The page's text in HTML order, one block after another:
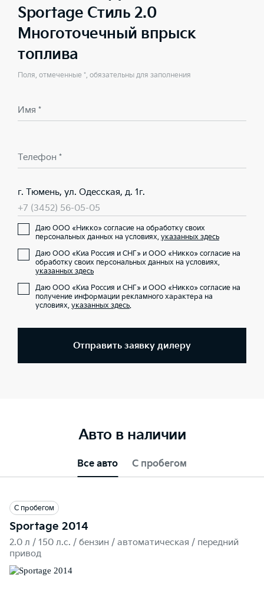
Sportage Стиль 2.0
Многоточечный впрыск
топлива
Поля, отмеченные *, обязательны для заполнения
Имя *
Телефон *
г. Тюмень, ул. Одесская, д. 1г.
+7 (3452) 56-05-05
Даю ООО «Никко» согласие на обработку своих
персональных данных на условиях, указанных здесь
Даю ООО «Киа Россия и СНГ» и ООО «Никко» согласие на
обработку своих персональных данных на условиях,
указанных здесь
Даю ООО «Киа Россия и СНГ» и ООО «Никко» согласие на
получение информации рекламного характера на
условиях, указанных здесь.
Отправить заявку дилеру
Авто в наличии
Все авто С пробегом
С пробегом
Sportage 2014
2.0 л / 150 л.c. / бензин / автоматическая / передний
привод